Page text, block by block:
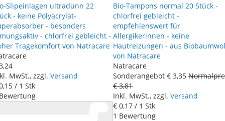
Slipeinlagen ultradünn 22
- keine Polyacrylat-
- besonders
- chlorfrei gebleicht -
Tragekomfort von Natracare
,24
MwSt., zzgl. Versand
,15 / 1 Stk
Bio-Tampons normal 20 Stück -
chlorfrei gebleicht -
empfehlenswert für
Allergikerinnen - keine
Hautreizungen - aus
von Natracare
Natracare
Sonderangebot € 3,35
€ 3,81
Inkl. MwSt., zzgl. Versand
€ 0,17 / 1 Stk
1 Bewertung